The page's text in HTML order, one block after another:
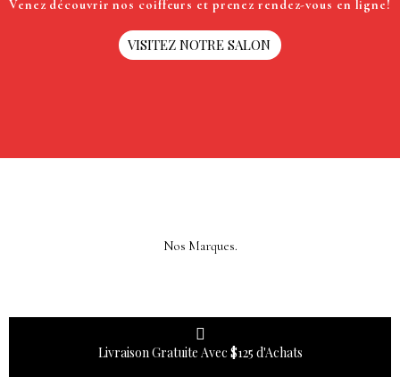
Venez découvrir nos coiffeurs et prenez rendez-vous en ligne!
VISITEZ NOTRE SALON
Nos Marques.
Livraison Gratuite Avec $125 d'Achats